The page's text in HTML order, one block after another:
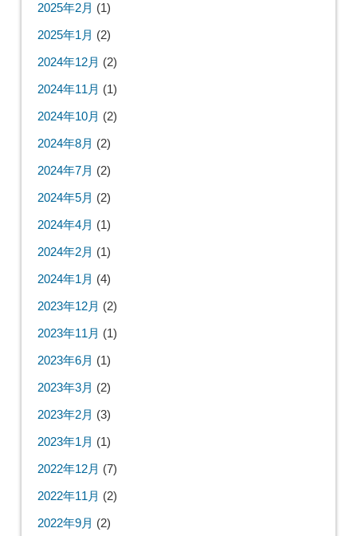
2025年2月 (1)
2025年1月 (2)
2024年12月 (2)
2024年11月 (1)
2024年10月 (2)
2024年8月 (2)
2024年7月 (2)
2024年5月 (2)
2024年4月 (1)
2024年2月 (1)
2024年1月 (4)
2023年12月 (2)
2023年11月 (1)
2023年6月 (1)
2023年3月 (2)
2023年2月 (3)
2023年1月 (1)
2022年12月 (7)
2022年11月 (2)
2022年9月 (2)